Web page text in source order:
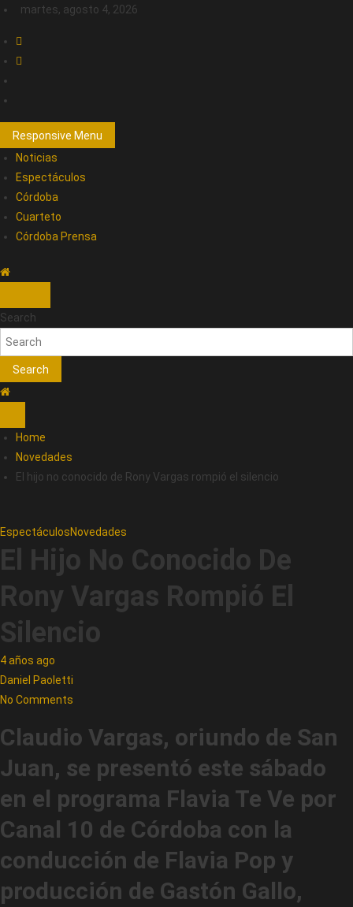
martes, agosto 4, 2026
Responsive Menu
Noticias
Espectáculos
Córdoba
Cuarteto
Córdoba Prensa
Search
Search
Home
Novedades
El hijo no conocido de Rony Vargas rompió el silencio
EspectáculosNovedades
El Hijo No Conocido De
Rony Vargas Rompió El
Silencio
4 años ago
Daniel Paoletti
No Comments
Claudio Vargas, oriundo de San
Juan, se presentó este sábado
en el programa Flavia Te Ve por
Canal 10 de Córdoba con la
conducción de Flavia Pop y
producción de Gastón Gallo,